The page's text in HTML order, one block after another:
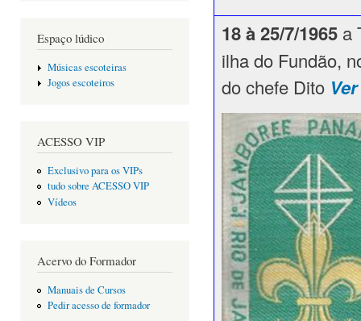
Espaço lúdico
Músicas escoteiras
Jogos escoteiros
ACESSO VIP
Exclusivo para os VIPs
tudo sobre ACESSO VIP
Vídeos
Acervo do Formador
Manuais de Cursos
Pedir acesso de formador
18 à 25/7/1965 a
ilha do Fundão,
do chefe Dito